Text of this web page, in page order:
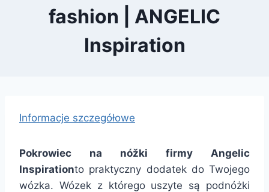
fashion | ANGELIC
Inspiration
Informacje szczegółowe
Pokrowiec na nóžki firmy Angelic
Inspirationto praktyczny dodatek do Twojego
wózka. Wózek z którego uszyte są podnóżki